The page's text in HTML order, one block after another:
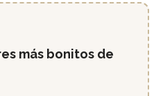
más bonitos de